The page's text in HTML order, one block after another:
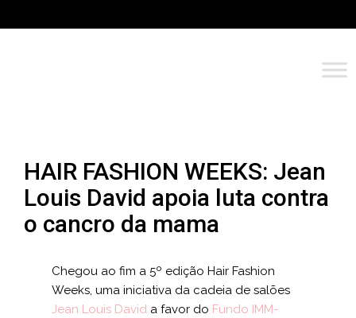
HAIR FASHION WEEKS: Jean
Louis David apoia luta contra
o cancro da mama
Chegou ao fim a 5º edição Hair Fashion
Weeks, uma iniciativa da cadeia de salões
Jean Louis David a favor do Fundo IMM-